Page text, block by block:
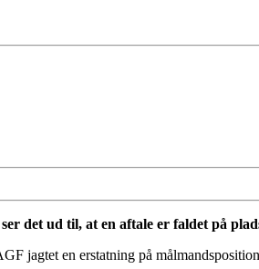
det ud til, at en aftale er faldet på
jagtet en erstatning på